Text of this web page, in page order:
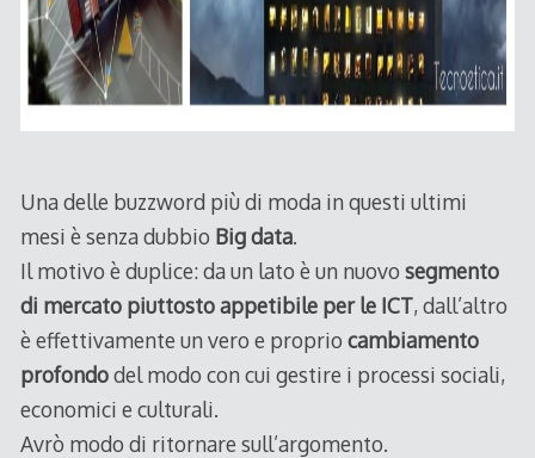
Una delle buzzword più di moda in questi ultimi
mesi è senza dubbio Big data.
Il motivo è duplice: da un lato è un nuovo segmento
di mercato piuttosto appetibile per le ICT, dall’altro
è effettivamente un vero e proprio cambiamento
profondodel modo con cui gestire i processi sociali,
economici e culturali.
Avrò modo di ritornare sull’argomento.